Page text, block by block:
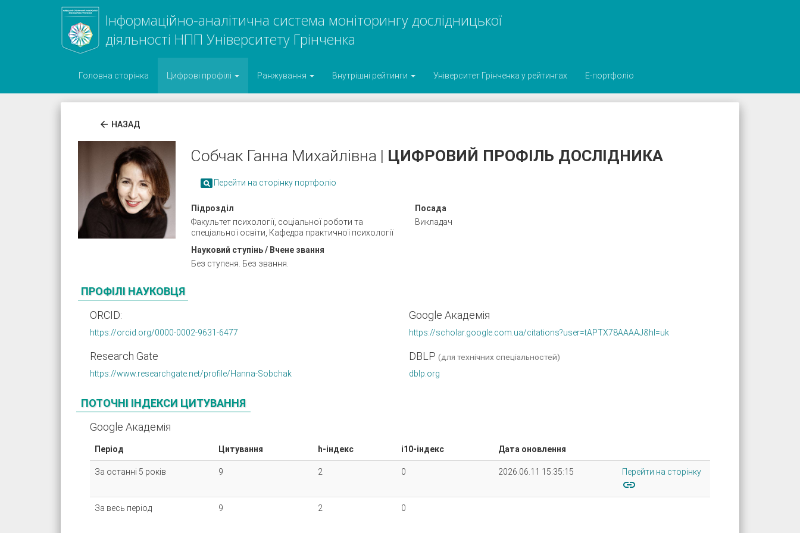
Інформаційно-аналітична система моніторингу дослідницької
діяльності НПП Університету Грінченка
Головна сторінка Цифрові профілі Ранжування Внутрішні рейтинги Університет Грінченка у рейтингах Е-портфоліо
arrow_back НАЗАД
Собчак Ганна Михайлівна | ЦИФРОВИЙ ПРОФІЛЬ ДОСЛІДНИКА
 Перейти на сторінку портфоліо
Підрозділ
Факультет психології, соціальної роботи та
спеціальної освіти, Кафедра практичної психології
Посада
Викладач
Науковий ступінь / Вчене звання
Без ступеня. Без звання.
ПРОФІЛІ НАУКОВЦЯ
ORCID:
https://orcid.org/0000-0002-9631-6477
Google Академія
https://scholar.google.com.ua/citations?user=tAPTX78AAAAJ&hl=uk
Research Gate
https://www.researchgate.net/profile/Hanna-Sobchak
DBLP (для технічних спеціальностей)
dblp.org
ПОТОЧНІ ІНДЕКСИ ЦИТУВАННЯ
Google Академія
Період Цитування h-індекс i10-індекс Дата оновлення
За останні 5 років 9 2 0 2026.06.11 15:35:15 Перейти на сторінку
link
За весь період 9 2 0